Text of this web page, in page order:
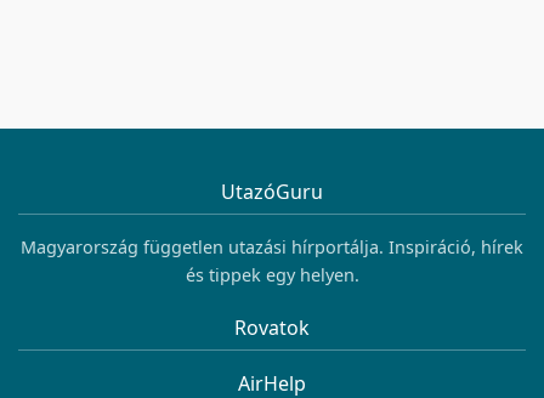
UtazóGuru
Magyarország független utazási hírportálja. Inspiráció, hírek
és tippek egy helyen.
Rovatok
AirHelp